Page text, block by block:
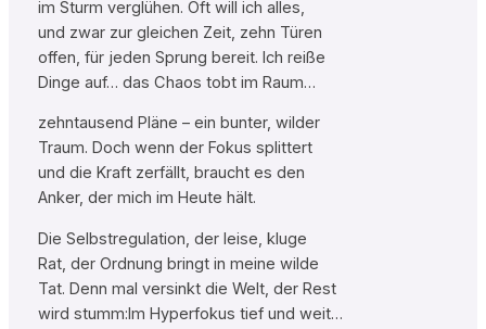
im Sturm verglühen. Oft will ich alles,
und zwar zur gleichen Zeit, zehn Türen
offen, für jeden Sprung bereit. Ich reiße
Dinge auf… das Chaos tobt im Raum…
zehntausend Pläne – ein bunter, wilder
Traum. Doch wenn der Fokus splittert
und die Kraft zerfällt, braucht es den
Anker, der mich im Heute hält.
Die Selbstregulation, der leise, kluge
Rat, der Ordnung bringt in meine wilde
Tat. Denn mal versinkt die Welt, der Rest
wird stumm:Im Hyperfokus tief und weit…